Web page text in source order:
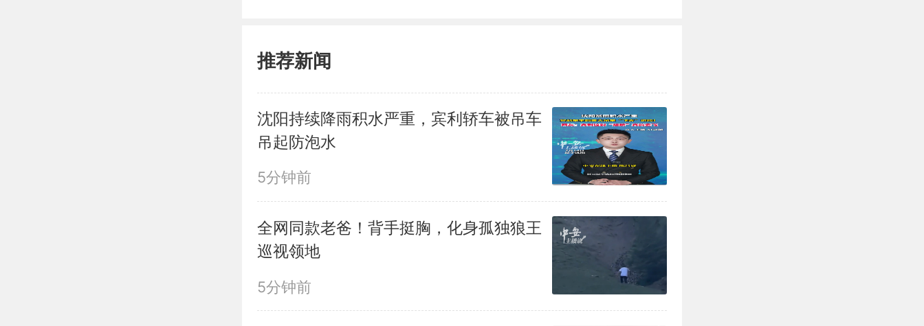
推荐新闻
沈阳持续降雨积水严重，宾利轿车被吊车
吊起防泡水
5分钟前
全网同款老爸！背手挺胸，化身孤独狼王
巡视领地
5分钟前